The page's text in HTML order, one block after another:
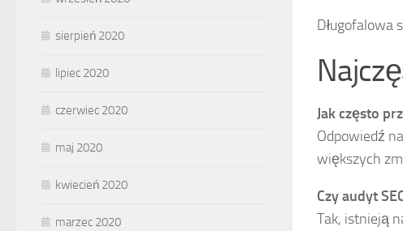
Długofalowa
Jak często
Odpowiedź
większych
Czy audyt
Tak, istnieją
sierpień 2020
lipiec 2020
czerwiec 2020
maj 2020
kwiecień 2020
marzec 2020